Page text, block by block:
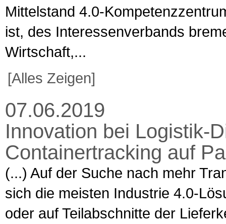
Mittelstand 4.0-
ist, des Interessenverbands
Wirtschaft,...
[Alles Zeigen]
07.06.2019
Innovation bei Logistik-
Containertracking auf
(...) Auf der Suche nach mehr
sich die meisten Industrie 4.0-
oder auf Teilabschnitte der